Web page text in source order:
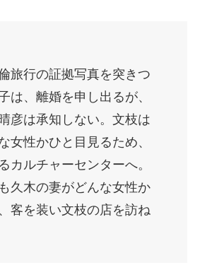
旅行の証拠写真を突きつ
は、離婚を申し出るが、
彦は承知しない。文枝は
女性かひと目見るため、
カルチャーセンターへ。
久木の妻がどんな女性か
客を装い文枝の店を訪ね